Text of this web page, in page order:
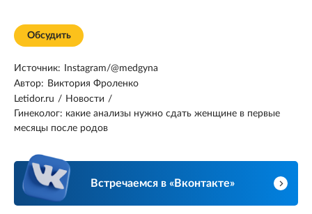
Обсудить
Источник:
Instagram/@medgyna
Автор: Виктория Фроленко
Letidor.ru / Новости /
Гинеколог: какие анализы нужно сдать женщине в первые
месяцы после родов
Встречаемся в «Вконтакте»